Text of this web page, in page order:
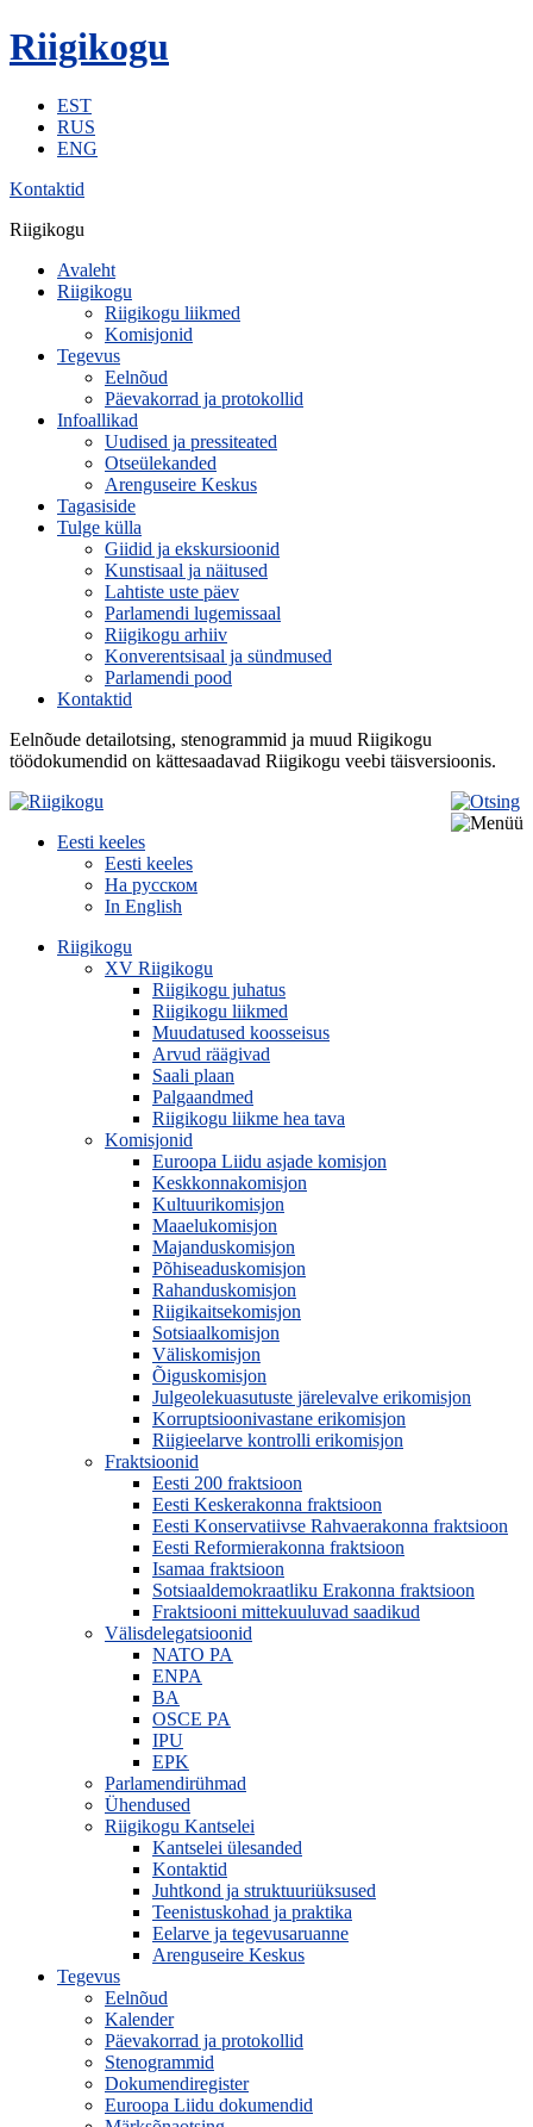
Riigikogu
EST
RUS
ENG
Kontaktid
Riigikogu
Avaleht
Riigikogu
Riigikogu liikmed
Komisjonid
Tegevus
Eelnõud
Päevakorrad ja protokollid
Infoallikad
Uudised ja pressiteated
Otseülekanded
Arenguseire Keskus
Tagasiside
Tulge külla
Giidid ja ekskursioonid
Kunstisaal ja näitused
Lahtiste uste päev
Parlamendi lugemissaal
Riigikogu arhiiv
Konverentsisaal ja sündmused
Parlamendi pood
Kontaktid
Eelnõude detailotsing, stenogrammid ja muud Riigikogu
töödokumendid on kättesaadavad Riigikogu veebi täisversioonis.
Eesti keeles
Eesti keeles
На русском
In English
Riigikogu
XV Riigikogu
Riigikogu juhatus
Riigikogu liikmed
Muudatused koosseisus
Arvud räägivad
Saali plaan
Palgaandmed
Riigikogu liikme hea tava
Komisjonid
Euroopa Liidu asjade komisjon
Keskkonnakomisjon
Kultuurikomisjon
Maaelukomisjon
Majanduskomisjon
Põhiseaduskomisjon
Rahanduskomisjon
Riigikaitsekomisjon
Sotsiaalkomisjon
Väliskomisjon
Õiguskomisjon
Julgeolekuasutuste järelevalve erikomisjon
Korruptsioonivastane erikomisjon
Riigieelarve kontrolli erikomisjon
Fraktsioonid
Eesti 200 fraktsioon
Eesti Keskerakonna fraktsioon
Eesti Konservatiivse Rahvaerakonna fraktsioon
Eesti Reformierakonna fraktsioon
Isamaa fraktsioon
Sotsiaaldemokraatliku Erakonna fraktsioon
Fraktsiooni mittekuuluvad saadikud
Välisdelegatsioonid
NATO PA
ENPA
BA
OSCE PA
IPU
EPK
Parlamendirühmad
Ühendused
Riigikogu Kantselei
Kantselei ülesanded
Kontaktid
Juhtkond ja struktuuriüksused
Teenistuskohad ja praktika
Eelarve ja tegevusaruanne
Arenguseire Keskus
Tegevus
Eelnõud
Kalender
Päevakorrad ja protokollid
Stenogrammid
Dokumendiregister
Euroopa Liidu dokumendid